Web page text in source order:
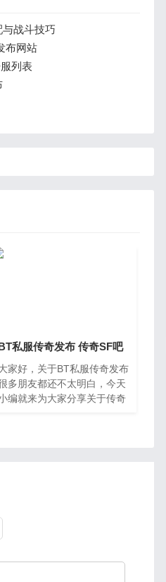
战斗技巧
布网站
列表
私服传奇发布 传奇SF吧
家好，关于BT私服传奇发布
多朋友都还不太明白，今天
编就来为大家分享关于传奇